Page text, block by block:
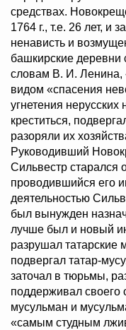
средствах.
1764 г., т.е. 26 лет, и
ненависть и
башкирские
словам В. И. Ленина,
видом «спасения
угнетения
креститься,
разоряли их
Руководивший
Сильвестр старался
проводившийся его
деятельностью
был вынужден
лучше был и новый
разрушал татарские
подвергал татар-
заточал в тюрьмы,
поддерживал своего
мусульман и
«самым студным